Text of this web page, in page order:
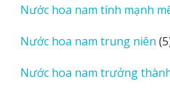
Nước hoa nam tính mạnh
Nước hoa nam trung niên 5
Nước hoa nam trưởng